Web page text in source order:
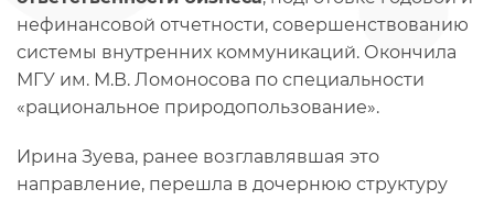
нефинансовой отчетности, совершенствованию
системы внутренних коммуникаций. Окончила
МГУ им. М.В. Ломоносова по специальности
«рациональное природопользование».
Ирина Зуева, ранее возглавлявшая это
направление, перешла в дочернюю структуру